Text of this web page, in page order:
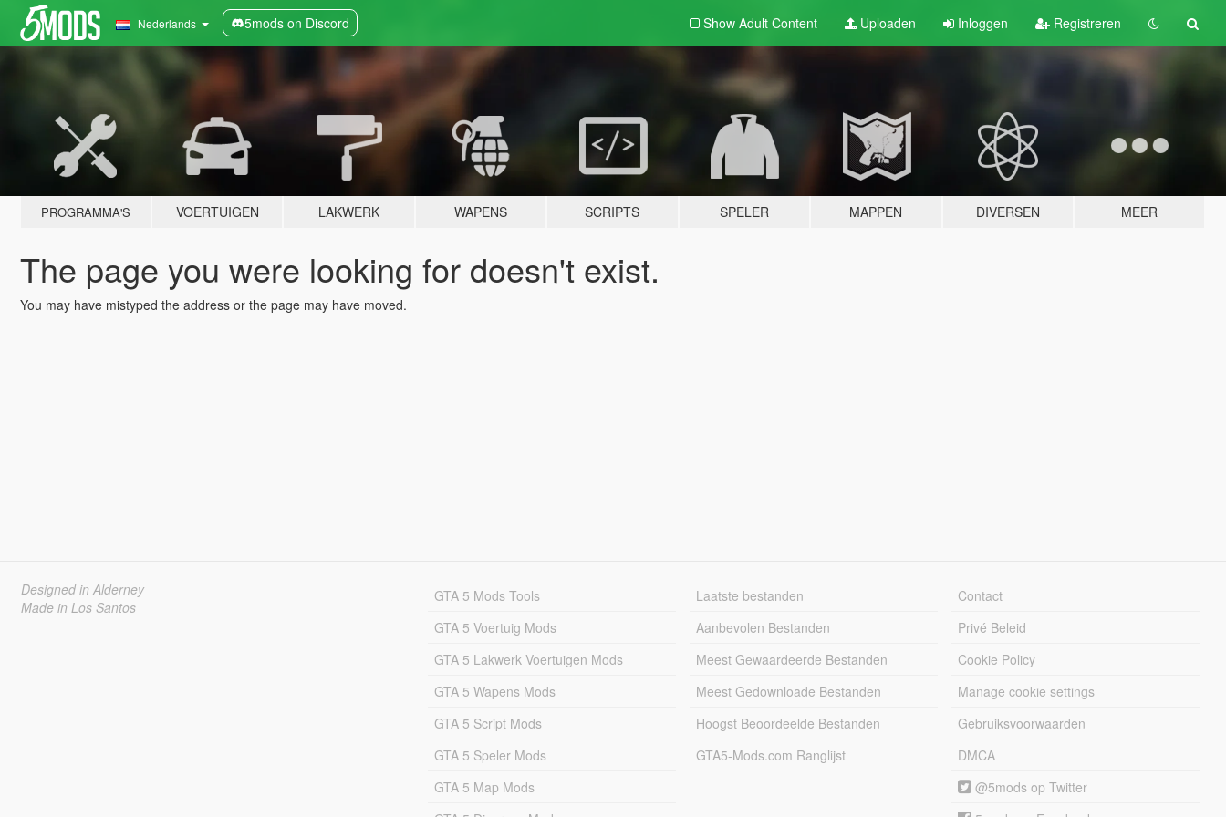
Nederlands 5mods on Discord Show Adult Content Uploaden Inloggen Registreren
PROGRAMMA'S VOERTUIGEN LAKWERK WAPENS SCRIPTS SPELER MAPPEN DIVERSEN MEER
The page you were looking for doesn't exist.
You may have mistyped the address or the page may have moved.
Designed in Alderney
Made in Los Santos
GTA 5 Mods Tools
GTA 5 Voertuig Mods
GTA 5 Lakwerk Voertuigen Mods
GTA 5 Wapens Mods
GTA 5 Script Mods
GTA 5 Speler Mods
GTA 5 Map Mods
Laatste bestanden
Aanbevolen Bestanden
Meest Gewaardeerde Bestanden
Meest Gedownloade Bestanden
Hoogst Beoordeelde Bestanden
GTA5-Mods.com Ranglijst
Contact
Privé Beleid
Cookie Policy
Manage cookie settings
Gebruiksvoorwaarden
DMCA
@5mods op Twitter